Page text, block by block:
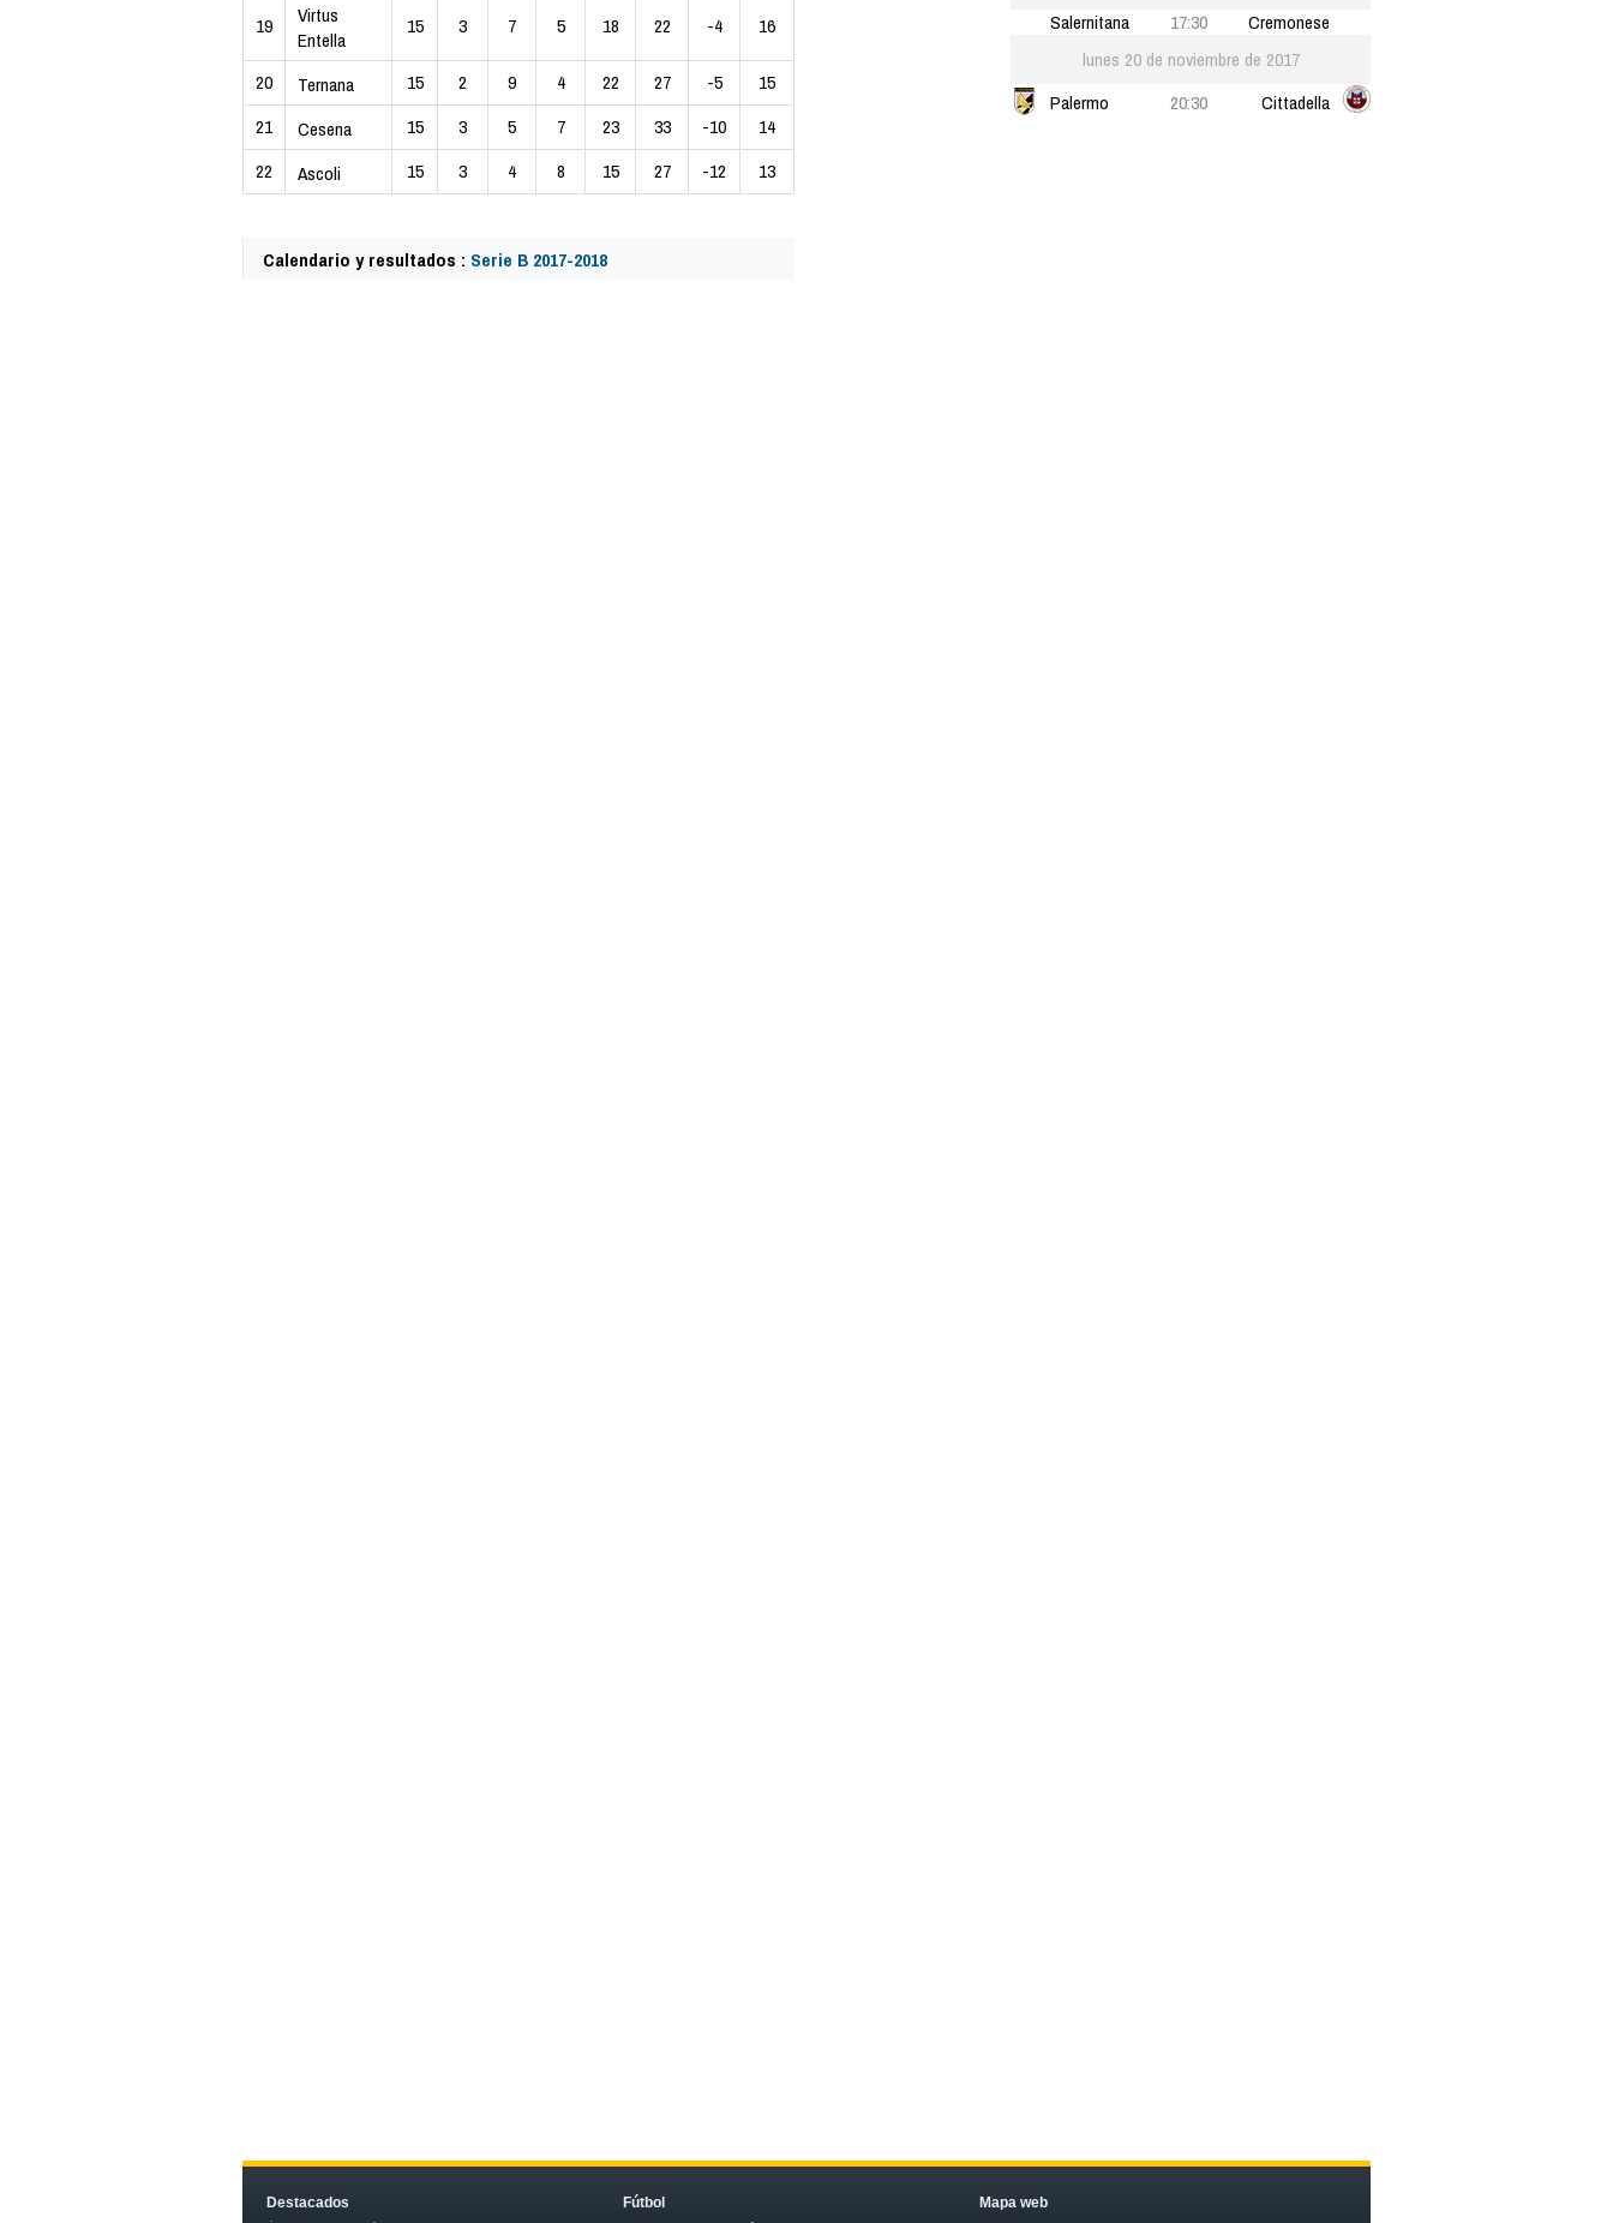
19
Virtus
Entella
15 3 7 5 18 22 -4 16
20 Ternana 15 2 9 4 22 27 -5
15
21
Cesena 15 3 5 7 23 33 -10
14
22
Ascoli 15 3 4 8 15 27 -12 13
Calendario y resultados : Serie B 2017-2018
Salernitana
17:30
Cremonese
lunes 20 de noviembre de 2017
Palermo
20:30 Cittadella
Destacados
Fútbol
Mapa web